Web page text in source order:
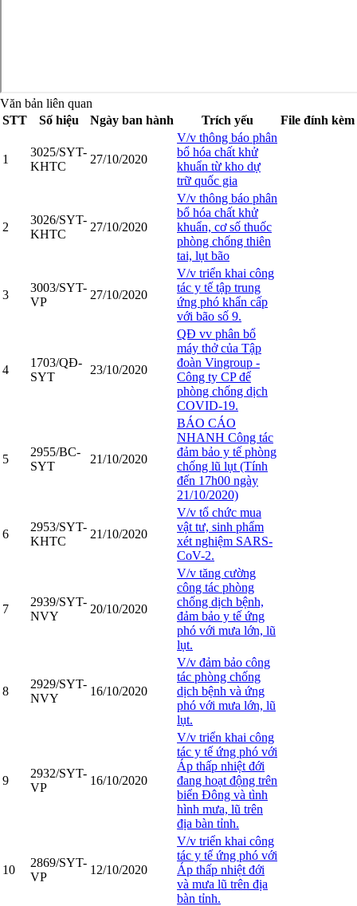
Văn bản liên quan
STT
Số hiệu Ngày ban hành Trích yếu File đính kèm
1
3025/SYT-
KHTC
27/10/2020
V/v thông báo phân
bổ hóa chất khử
khuẩn từ kho dự
trữ quốc gia
2
3026/SYT-
KHTC
27/10/2020
V/v thông báo phân
bổ hóa chất khử
khuẩn, cơ số thuốc
phòng chống thiên
tai, lụt bão
3
3003/SYT-
VP
27/10/2020
V/v triển khai công
tác y tế tập trung
ứng phó khẩn cấp
với bão số 9.
4
1703/QĐ-
SYT
23/10/2020
QĐ vv phân bổ
máy thở của Tập
đoàn Vingroup -
Công ty CP để
phòng chống dịch
COVID-19.
5
2955/BC-
SYT
21/10/2020
BÁO CÁO
NHANH Công tác
đảm bảo y tế phòng
chống lũ lụt (Tính
đến 17h00 ngày
21/10/2020)
6
2953/SYT-
KHTC
21/10/2020
V/v tổ chức mua
vật tư, sinh phẩm
xét nghiệm SARS-
CoV-2.
7
2939/SYT-
NVY
20/10/2020
V/v tăng cường
công tác phòng
chống dịch bệnh,
đảm bảo y tế ứng
phó với mưa lớn, lũ
lụt.
8
2929/SYT-
NVY
16/10/2020
V/v đảm bảo công
tác phòng chống
dịch bệnh và ứng
phó với mưa lớn, lũ
lụt.
9
2932/SYT-
VP
16/10/2020
V/v triển khai công
tác y tế ứng phó với
Áp thấp nhiệt đới
đang hoạt động trên
biển Đông và tình
hình mưa, lũ trên
địa bàn tỉnh.
10
2869/SYT-
VP
12/10/2020
V/v triển khai công
tác y tế ứng phó với
Áp thấp nhiệt đới
và mưa lũ trên địa
bàn tỉnh.